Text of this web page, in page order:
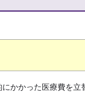
かかった医療費を立